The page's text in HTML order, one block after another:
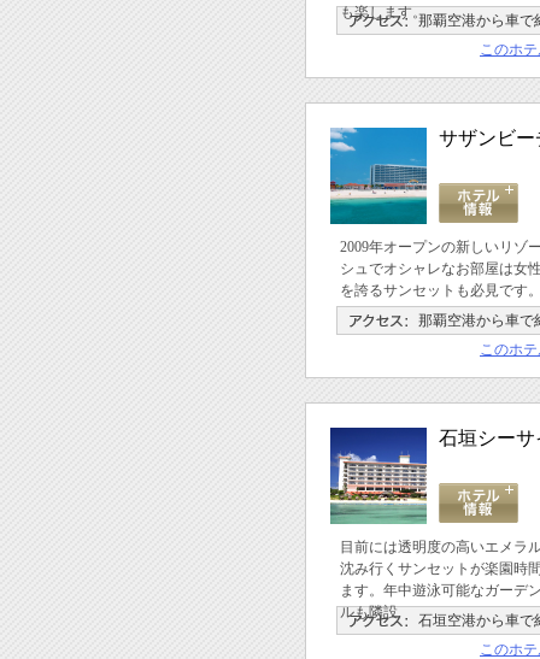
も楽します。那覇空港から車で
このホ
サザンビ
2009年オープンの新しいリゾ
シュでオシャレなお部屋は女
を誇るサンセットも必見です
那覇空港から車で
このホ
石垣シー
目前には透明度の高いエメラ
沈み行くサンセットが楽園時
ます。年中遊泳可能なガーデ
ルも隣設
石垣空港から車で
このホ